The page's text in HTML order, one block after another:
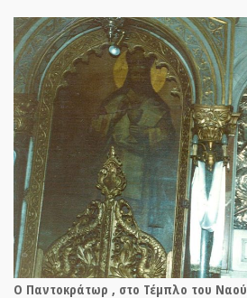
Ο Παντοκράτωρ , στο Τέμπλο του Ναού